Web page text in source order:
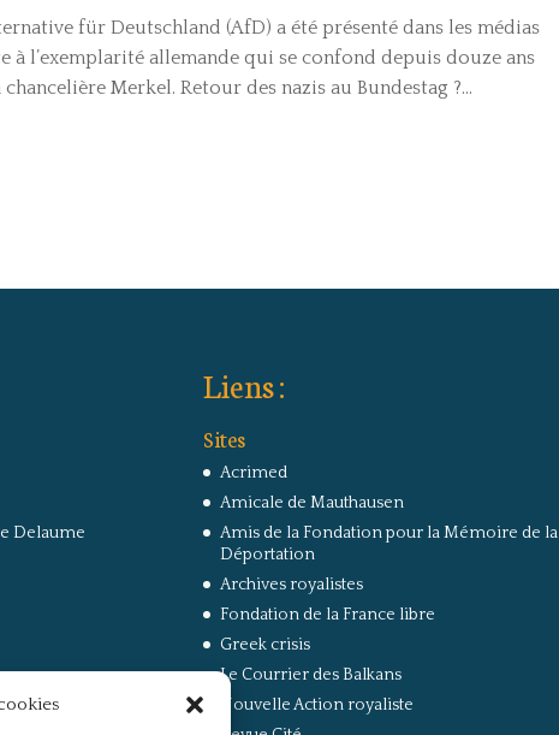
für Deutschland (AfD) a été présenté dans les médias
à l’exemplarité allemande qui se confond depuis douze ans
Merkel. Retour des nazis au Bundestag ?...
Delaume
Sapir sur la
Liens :
Sites
Acrimed
Amicale de Mauthausen
Amis de la Fondation pour la Mémoire de la
Déportation
Archives royalistes
Fondation de la France libre
Greek crisis
Le Courrier des Balkans
Nouvelle Action royaliste